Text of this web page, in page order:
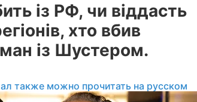
із РФ, чи віддасть
хто вбив
із Шустером.
также можно прочитать на русском